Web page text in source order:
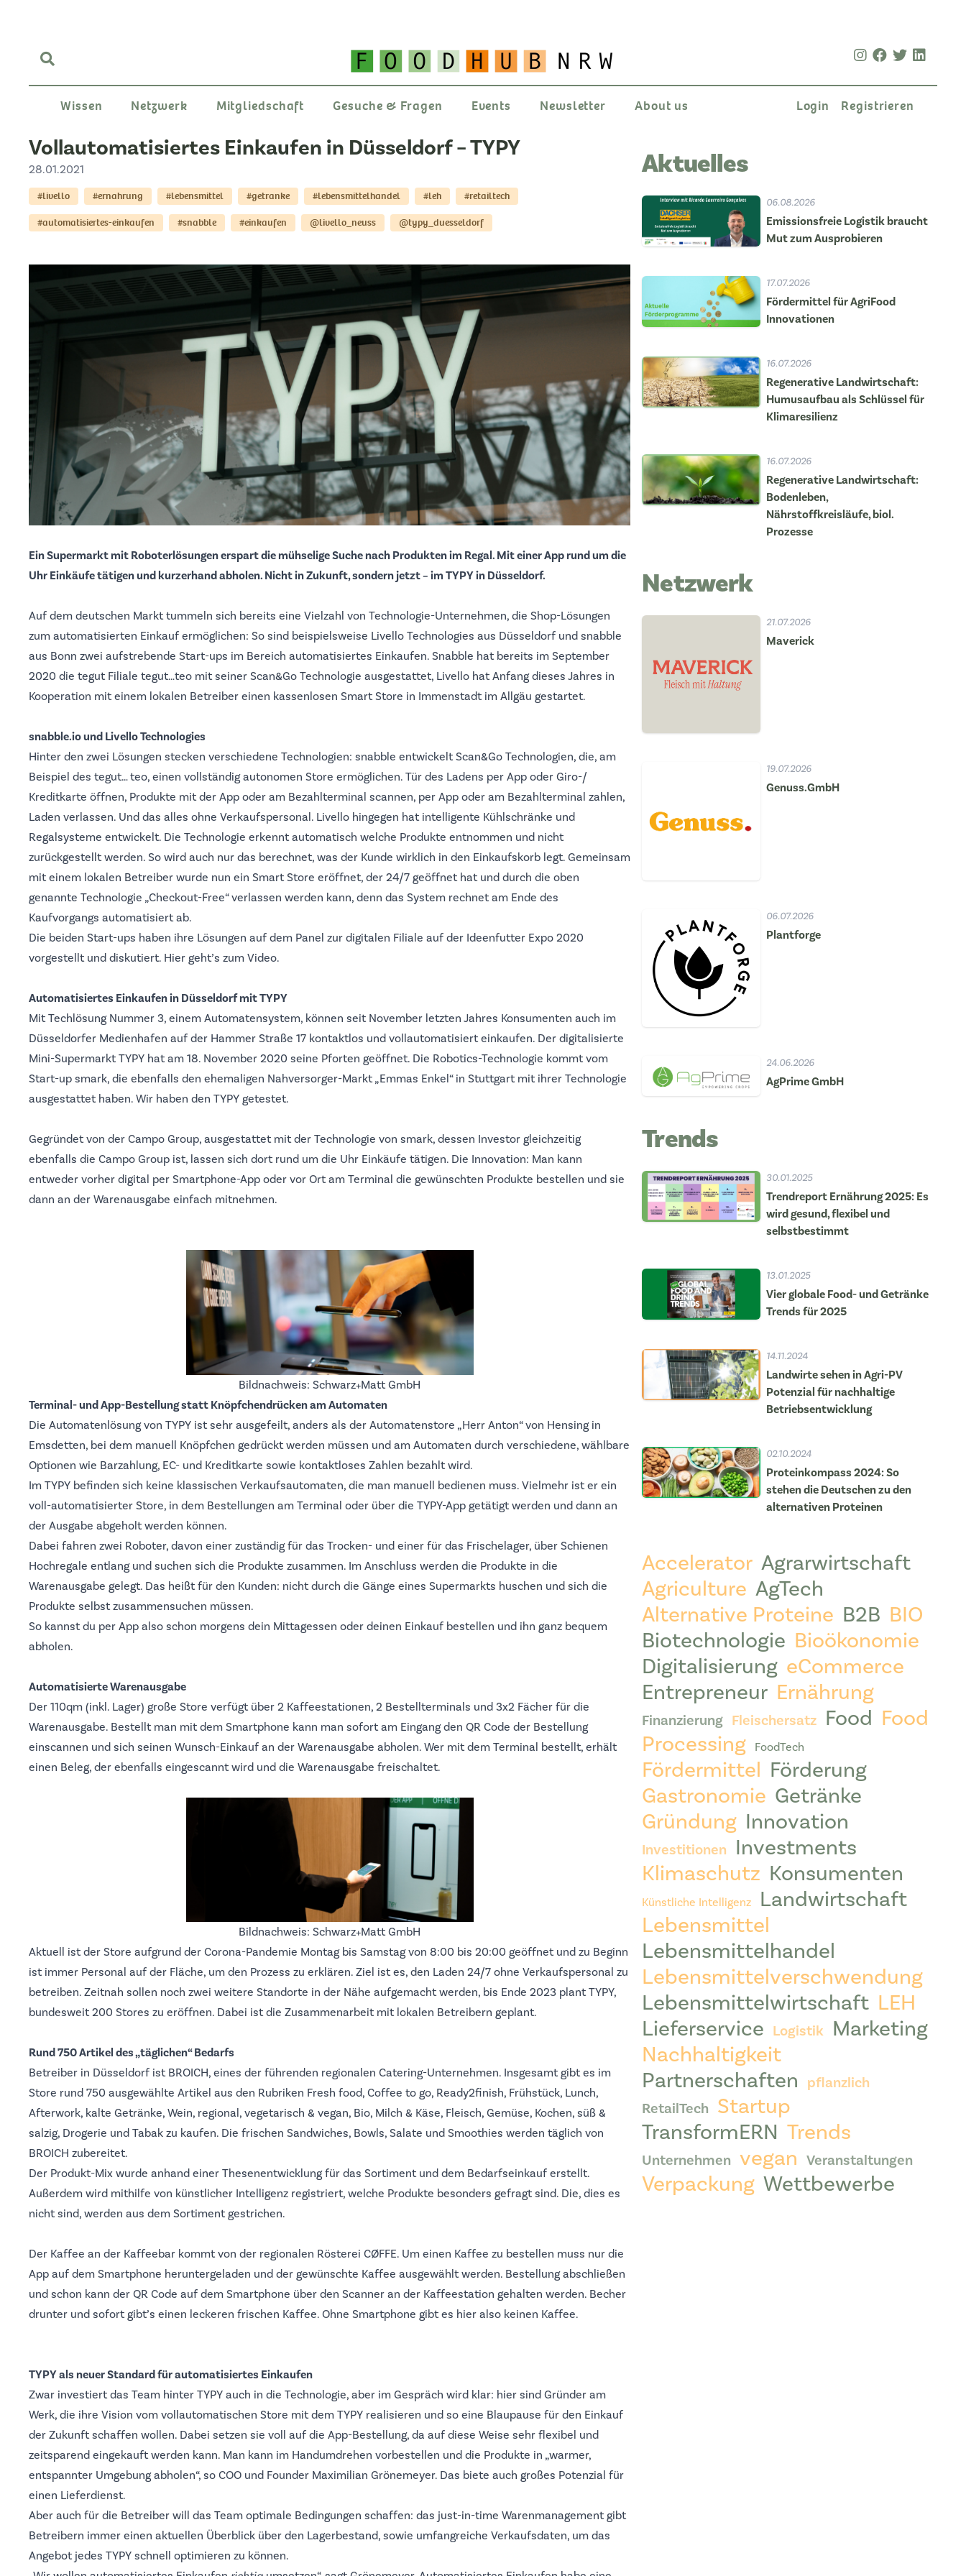
Wissen Netzwerk Mitgliedschaft Gesuche & Fragen Events Newsletter About us Login Registrieren
Vollautomatisiertes Einkaufen in Düsseldorf – TYPY
28.01.2021
#livello #ernahrung #lebensmittel #getranke #lebensmittelhandel #leh
#retailtech
#automatisiertes-einkaufen
#snabble #einkaufen @livello_neuss @typy_duesseldorf
Ein Supermarkt mit Roboterlösungen erspart die mühselige Suche nach Produkten im Regal. Mit einer App rund um die
Uhr Einkäufe tätigen und kurzerhand abholen. Nicht in Zukunft, sondern jetzt – im TYPY in Düsseldorf.
Auf dem deutschen Markt tummeln sich bereits eine Vielzahl von Technologie-Unternehmen, die Shop-Lösungen
zum automatisierten Einkauf ermöglichen: So sind beispielsweise Livello Technologies aus Düsseldorf und snabble
aus Bonn zwei aufstrebende Start-ups im Bereich automatisiertes Einkaufen. Snabble hat bereits im September
2020 die tegut Filiale tegut…teo mit seiner Scan&Go Technologie ausgestattet, Livello hat Anfang dieses Jahres in
Kooperation mit einem lokalen Betreiber einen kassenlosen Smart Store in Immenstadt im Allgäu gestartet.
snabble.io und Livello Technologies
Hinter den zwei Lösungen stecken verschiedene Technologien: snabble entwickelt Scan&Go Technologien, die, am
Beispiel des tegut… teo, einen vollständig autonomen Store ermöglichen. Tür des Ladens per App oder Giro-/
Kreditkarte öffnen, Produkte mit der App oder am Bezahlterminal scannen, per App oder am Bezahlterminal zahlen,
Laden verlassen. Und das alles ohne Verkaufspersonal. Livello hingegen hat intelligente Kühlschränke und
Regalsysteme entwickelt. Die Technologie erkennt automatisch welche Produkte entnommen und nicht
zurückgestellt werden. So wird auch nur das berechnet, was der Kunde wirklich in den Einkaufskorb legt. Gemeinsam
mit einem lokalen Betreiber wurde nun ein Smart Store eröffnet, der 24/7 geöffnet hat und durch die oben
genannte Technologie „Checkout-Free“ verlassen werden kann, denn das System rechnet am Ende des
Kaufvorgangs automatisiert ab.
Die beiden Start-ups haben ihre Lösungen auf dem Panel zur digitalen Filiale auf der Ideenfutter Expo 2020
vorgestellt und diskutiert. Hier geht’s zum Video.
Automatisiertes Einkaufen in Düsseldorf mit TYPY
Mit Techlösung Nummer 3, einem Automatensystem, können seit November letzten Jahres Konsumenten auch im
Düsseldorfer Medienhafen auf der Hammer Straße 17 kontaktlos und vollautomatisiert einkaufen. Der digitalisierte
Mini-SupermarktTYPY hat am 18. November 2020 seine Pforten geöffnet. Die Robotics-Technologie kommt vom
Start-up smark, die ebenfalls den ehemaligen Nahversorger-Markt „Emmas Enkel“ in Stuttgart mit ihrer Technologie
ausgestattet haben. Wir haben den TYPY getestet.
Gegründet von der Campo Group, ausgestattet mit der Technologie von smark, dessen Investor gleichzeitig
ebenfalls die Campo Group ist, lassen sich dort rund um die Uhr Einkäufe tätigen. Die Innovation: Man kann
entweder vorher digital per Smartphone-App oder vor Ort am Terminal die gewünschten Produkte bestellen und sie
dann an der Warenausgabe einfach mitnehmen.
Bildnachweis: Schwarz+Matt GmbH
Terminal- und App-Bestellung statt Knöpfchendrücken am Automaten
Die Automatenlösung von TYPY ist sehr ausgefeilt, anders als der Automatenstore „Herr Anton“ von Hensing in
Emsdetten, bei dem manuell Knöpfchen gedrückt werden müssen und am Automaten durch verschiedene, wählbare
Optionen wie Barzahlung, EC- und Kreditkarte sowie kontaktloses Zahlen bezahlt wird.
Im TYPY befinden sich keine klassischen Verkaufsautomaten, die man manuell bedienen muss. Vielmehr ist er ein
voll-automatisierter Store, in dem Bestellungen am Terminal oder über die TYPY-App getätigt werden und dann an
der Ausgabe abgeholt werden können.
Dabei fahren zwei Roboter, davon einer zuständig für das Trocken- und einer für das Frischelager, über Schienen
Hochregale entlang und suchen sich die Produkte zusammen. Im Anschluss werden die Produkte in die
Warenausgabe gelegt. Das heißt für den Kunden: nicht durch die Gänge eines Supermarkts huschen und sich die
Produkte selbst zusammensuchen müssen.
So kannst du per App also schon morgens dein Mittagessen oder deinen Einkauf bestellen und ihn ganz bequem
abholen.
Automatisierte Warenausgabe
Der 110qm (inkl. Lager) große Store verfügt über 2 Kaffeestationen, 2 Bestellterminals und 3x2 Fächer für die
Warenausgabe. Bestellt man mit dem Smartphone kann man sofort am Eingang den QR Code der Bestellung
einscannen und sich seinen Wunsch-Einkauf an der Warenausgabe abholen. Wer mit dem Terminal bestellt, erhält
einen Beleg, der ebenfalls eingescannt wird und die Warenausgabe freischaltet.
Bildnachweis: Schwarz+Matt GmbH
Aktuell ist der Store aufgrund der Corona-Pandemie Montag bis Samstag von 8:00 bis 20:00 geöffnet und zu Beginn
ist immer Personal auf der Fläche, um den Prozess zu erklären. Ziel ist es, den Laden 24/7 ohne Verkaufspersonal zu
betreiben. Zeitnah sollen noch zwei weitere Standorte in der Nähe aufgemacht werden, bis Ende 2023 plant TYPY,
bundesweit 200 Stores zu eröffnen. Dabei ist die Zusammenarbeit mit lokalen Betreibern geplant.
Rund 750 Artikel des „täglichen“ Bedarfs
Betreiber in Düsseldorf ist BROICH, eines der führenden regionalen Catering-Unternehmen. Insgesamt gibt es im
Store rund 750 ausgewählte Artikel aus den Rubriken Fresh food, Coffee to go, Ready2finish, Frühstück, Lunch,
Afterwork, kalte Getränke, Wein, regional, vegetarisch & vegan, Bio, Milch & Käse, Fleisch, Gemüse, Kochen, süß &
salzig, Drogerie und Tabak zu kaufen. Die frischen Sandwiches, Bowls, Salate und Smoothies werden täglich von
BROICH zubereitet.
Der Produkt-Mix wurde anhand einer Thesenentwicklung für das Sortiment und dem Bedarfseinkauf erstellt.
Außerdem wird mithilfe von künstlicher Intelligenz registriert, welche Produkte besonders gefragt sind. Die, dies es
nicht sind, werden aus dem Sortiment gestrichen.
Der Kaffee an der Kaffeebar kommt von der regionalen Rösterei CØFFE. Um einen Kaffee zu bestellen muss nur die
App auf dem Smartphone heruntergeladen und der gewünschte Kaffee ausgewählt werden. Bestellung abschließen
und schon kann der QR Code auf dem Smartphone über den Scanner an der Kaffeestation gehalten werden. Becher
drunter und sofort gibt’s einen leckeren frischen Kaffee. Ohne Smartphone gibt es hier also keinen Kaffee.
TYPY als neuer Standard für automatisiertes Einkaufen
Zwar investiert das Team hinter TYPY auch in die Technologie, aber im Gespräch wird klar: hier sind Gründer am
Werk, die ihre Vision vom vollautomatischen Store mit dem TYPY realisieren und so eine Blaupause für den Einkauf
der Zukunft schaffen wollen. Dabei setzen sie voll auf die App-Bestellung, da auf diese Weise sehr flexibel und
zeitsparend eingekauft werden kann. Man kann im Handumdrehen vorbestellen und die Produkte in „warmer,
entspannter Umgebung abholen“, so COO und Founder Maximilian Grönemeyer. Das biete auch großes Potenzial für
einen Lieferdienst.
Aber auch für die Betreiber will das Team optimale Bedingungen schaffen: das just-in-time Warenmanagement gibt
Betreibern immer einen aktuellen Überblick über den Lagerbestand, sowie umfangreiche Verkaufsdaten, um das
Angebot jedes TYPY schnell optimieren zu können.
Aktuelles
06.08.2026
Emissionsfreie Logistik braucht
Mut zum Ausprobieren
17.07.2026
Fördermittel für AgriFood
Innovationen
16.07.2026
Regenerative Landwirtschaft:
Humusaufbau als Schlüssel für
Klimaresilienz
16.07.2026
Regenerative Landwirtschaft:
Bodenleben,
Nährstoffkreisläufe, biol.
Prozesse
Netzwerk
21.07.2026
Maverick
19.07.2026
Genuss.GmbH
06.07.2026
Plantforge
24.06.2026
AgPrime GmbH
Trends
30.01.2025
Trendreport Ernährung 2025: Es
wird gesund, flexibel und
selbstbestimmt
13.01.2025
Vier globale Food- und Getränke
Trends für 2025
14.11.2024
Landwirte sehen in Agri-PV
Potenzial für nachhaltige
Betriebsentwicklung
02.10.2024
Proteinkompass 2024: So
stehen die Deutschen zu den
alternativen Proteinen
Accelerator Agrarwirtschaft
Agriculture AgTech
Alternative Proteine B2B BIO
Biotechnologie Bioökonomie
Digitalisierung eCommerce
Entrepreneur Ernährung
Finanzierung Fleischersatz Food Food
Processing
FoodTech
Fördermittel Förderung
Gastronomie Getränke
Gründung Innovation
Investitionen Investments
Klimaschutz Konsumenten
Künstliche Intelligenz
Landwirtschaft
Lebensmittel
Lebensmittelhandel
Lebensmittelverschwendung
Lebensmittelwirtschaft LEH
Lieferservice Logistik Marketing
Nachhaltigkeit
Partnerschaften pflanzlich
RetailTech Startup
TransformERN Trends
Unternehmen vegan Veranstaltungen
Verpackung Wettbewerbe